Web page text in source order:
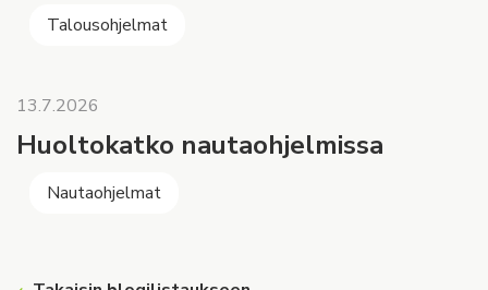
Talousohjelmat
13.7.2026
Huoltokatko nautaohjelmissa
Nautaohjelmat